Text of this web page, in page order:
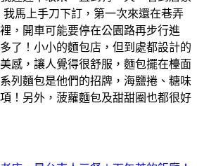
馬上手刀下訂，第一次來還在巷弄
，開車可能要停在公園路再步行進
了！小小的麵包店，但到處都設計的
感，讓人覺得很舒服，麵包擺在檯面
列麵包是他們的招牌，海鹽捲、糖味
！另外，菠蘿麵包及甜甜圈也都很好